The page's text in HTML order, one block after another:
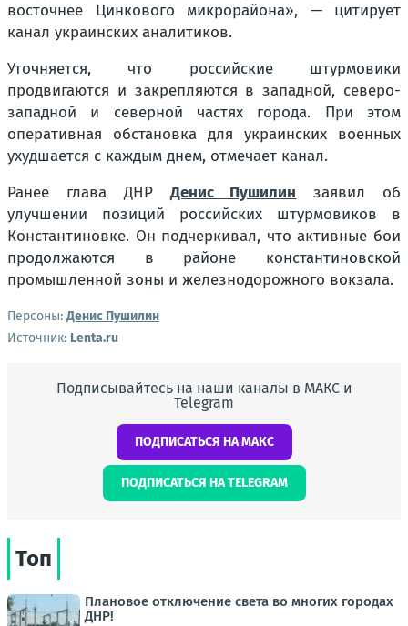
восточнее Цинкового микрорайона», — цитирует
канал украинских аналитиков.
Уточняется, что российские штурмовики
продвигаются и закрепляются в западной, северо-
западной и северной частях города. При этом
оперативная обстановка для украинских военных
ухудшается с каждым днем, отмечает канал.
Ранее глава ДНРДенис Пушилин заявил об
улучшении позиций российских штурмовиков в
Константиновке. Он подчеркивал, что активные бои
продолжаются в районе константиновской
промышленной зоны и железнодорожного вокзала.
Персоны: Денис Пушилин
Источник: Lenta.ru
Подписывайтесь на наши каналы в МАКС и
Telegram
ПОДПИСАТЬСЯ НА МАКС
ПОДПИСАТЬСЯ НА TELEGRAM
Топ
Плановое отключение света во многих городах
ДНР!